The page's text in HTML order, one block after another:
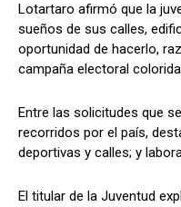
Lotartaro afirmó que la
sueños de sus calles,
oportunidad de hacerlo,
campaña electoral
Entre las solicitudes que
recorridos por el país,
deportivas y calles; y
El titular de la Juventud